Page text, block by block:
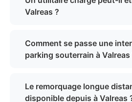
Valreas ?
Comment se passe une
parking souterrain à Valreas
Le remorquage longue
disponible depuis à Valreas